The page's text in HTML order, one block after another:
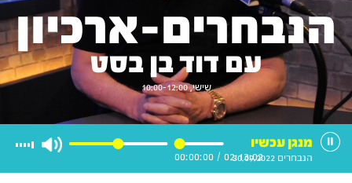
הנבחרים-ארכיון
עם דוד בן בסט
שישי, 10:00-12:00
02:13:02
/
00:00:00
מנגן עכשיו
הנבחרים 30.09.2022